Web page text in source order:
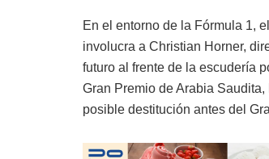
En el entorno de la Fórmula 1,
involucra a Christian Horner,
futuro al frente de la escudería
Gran Premio de Arabia
posible destitución antes del